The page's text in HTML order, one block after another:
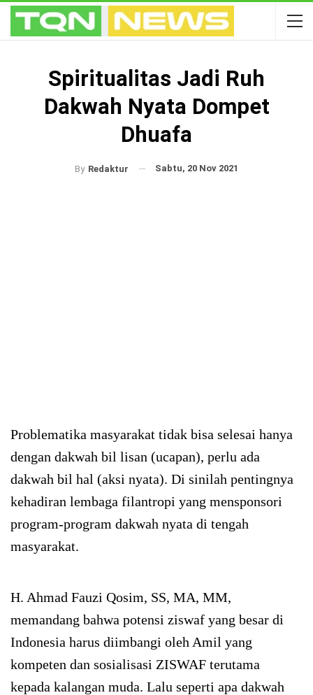
Spiritualitas Jadi Ruh
Dakwah Nyata Dompet
Dhuafa
By Redaktur Sabtu, 20 Nov 2021
Problematika masyarakat tidak bisa selesai hanya
dengan dakwah bil lisan (ucapan), perlu ada
dakwah bil hal (aksi nyata). Di sinilah pentingnya
kehadiran lembaga filantropi yang mensponsori
program-program dakwah nyata di tengah
masyarakat.
H. Ahmad Fauzi Qosim, SS, MA, MM,
memandang bahwa potensi ziswaf yang besar di
Indonesia harus diimbangi oleh Amil yang
kompeten dan sosialisasi ZISWAF terutama
kepada kalangan muda. Lalu seperti apa dakwah